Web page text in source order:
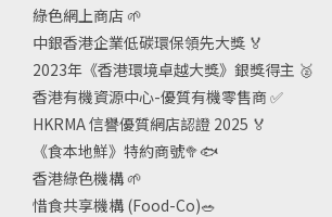
綠色網上商店 🌱
中銀香港企業低碳環保領先大獎 🏅
2023年《香港環境卓越大獎》銀獎得主 🥈
香港有機資源中心-優質有機零售商✅
HKRMA 信譽優質網店認證 2025 🏅
《食本地鮮》特約商號🥦🐟
香港綠色機構 🌱
惜食共享機構 (Food-Co)🥗